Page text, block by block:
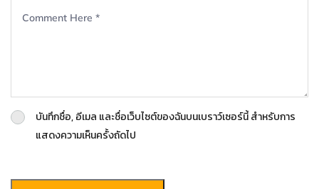
บันทึกชื่อ, อีเมล และชื่อเว็บไซต์ของฉันบนเบราว์เซอร์นี้ สำหรับการ
แสดงความเห็นครั้งถัดไป